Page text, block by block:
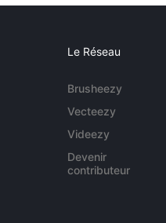
Le Réseau
Brusheezy
Vecteezy
Videezy
Devenir
contributeur